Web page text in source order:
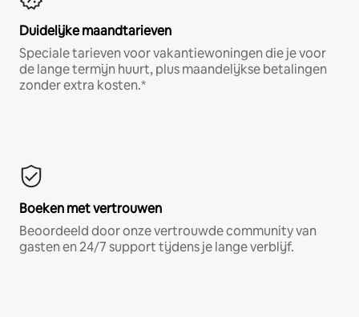
Duidelijke maandtarieven
Speciale tarieven voor vakantiewoningen die je voor
de lange termijn huurt, plus maandelijkse betalingen
zonder extra kosten.*
Boeken met vertrouwen
Beoordeeld door onze vertrouwde community van
gasten en 24/7 support tijdens je lange verblijf.